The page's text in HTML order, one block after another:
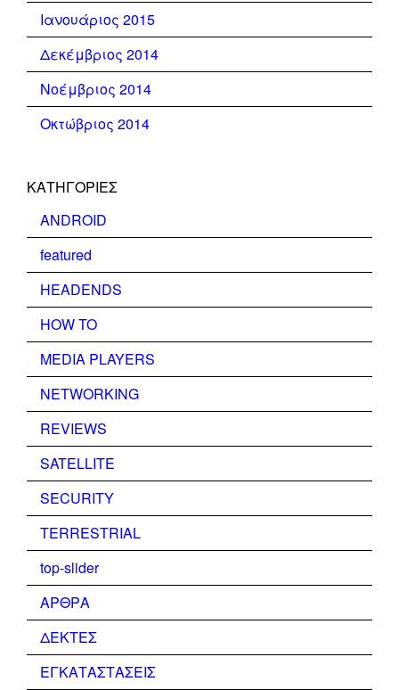
Ιανουάριος 2015
Δεκέμβριος 2014
Νοέμβριος 2014
Οκτώβριος 2014
KΑΤΗΓΟΡΊΕΣ
ANDROID
featured
HEADENDS
HOW TO
MEDIA PLAYERS
NETWORKING
REVIEWS
SATELLITE
SECURITY
TERRESTRIAL
top-slider
ΑΡΘΡΑ
ΔΕΚΤΕΣ
ΕΓΚΑΤΑΣΤΑΣΕΙΣ